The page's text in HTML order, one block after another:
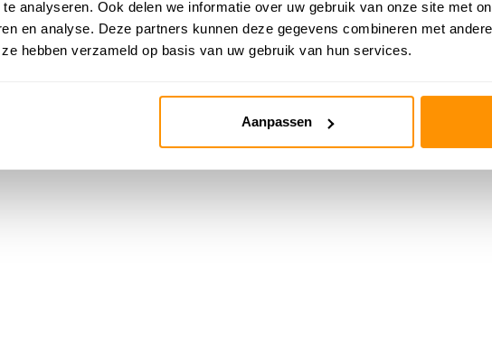
analyseren. Ook delen we informatie over uw gebruik van onze site met
en analyse. Deze partners kunnen deze gegevens combineren met
hebben verzameld op basis van uw gebruik van hun services.
Aanpassen